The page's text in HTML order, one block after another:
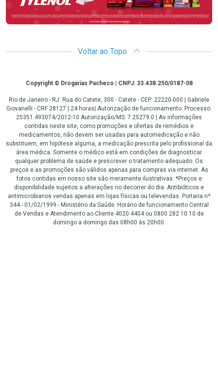
Voltar ao Topo
CopyrightCopyright © Drogarias Pacheco | CNPJ: 33.438.250/0187-08
Rio de Janeiro - RJ: Rua do Catete, 300 - Catete - CEP: 22220-000 | Gabriele
Giovanelli - CRF 28127 | 24 horas| Autorização de funcionamento: Processo:
25351.493074/2012-10 Autorização/MS: 7.25279.0 | As informações
contidas neste site, como promoções e ofertas de remédios e
medicamentos, não devem ser usadas para automedicação e não
substituem, em hipótese alguma, a medicação prescrita pelo profissional da
área médica. Somente o médico está em condições de diagnosticar
qualquer problema de saúde e prescrever o tratamento adequado. Os
preços e as promoções são válidos apenas para compras via internet. As
fotos contidas em nosso site são meramente ilustrativas. *Preços e
disponibilidade sujeitos a alterações no decorrer do dia. Antibióticos e
antimicrobianos vendas apenas em lojas físicas ou televendas. Portaria nº
344 - 01/02/1999 - Ministério da Saúde. Horário de funcionamento Central
de Vendas e Atendimento ao Cliente 4020 4404 ou 0800 282 10 10 de
domingo a domingo das 08h00 às 20h00.